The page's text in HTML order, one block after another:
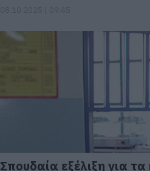
Σπουδαία εξέλιξη για τα